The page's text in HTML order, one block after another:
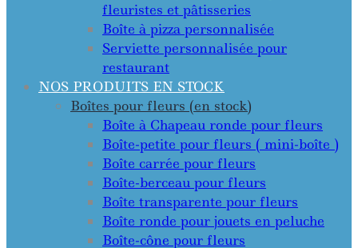
fleuristes et pâtisseries
Boîte à pizza personnalisée
Serviette personnalisée pour
restaurant
NOS PRODUITS EN STOCK
Boîtes pour fleurs (en stock)
Boîte à Chapeau ronde pour fleurs
Boîte-petite pour fleurs ( mini-boîte )
Boîte carrée pour fleurs
Boîte-berceau pour fleurs
Boîte transparente pour fleurs
Boîte ronde pour jouets en peluche
Boîte-cône pour fleurs